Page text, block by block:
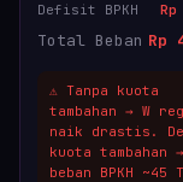
Defisit BPKH
Total Beban Rp
⚠ Tanpa kuota
tambahan → W
naik drastis.
kuota tambahan →
beban BPKH ~45